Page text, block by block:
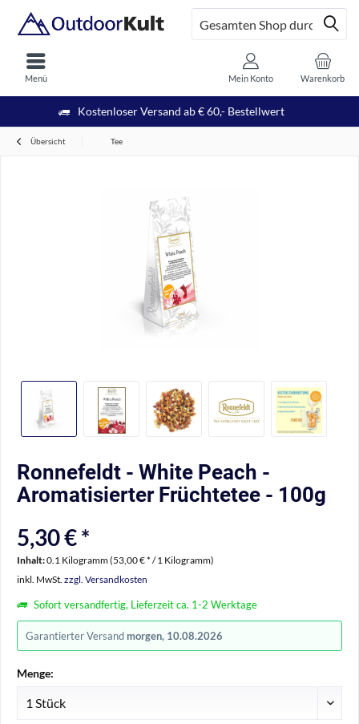
Kostenloser Versand ab € 60,- Bestellwert
Menü Warenkorb
Mein Konto
Übersicht Tee
Ronnefeldt - White Peach -
Aromatisierter Früchtetee - 100g
5,30 € *
Inhalt:0.1 Kilogramm (53,00 € * / 1 Kilogramm)
inkl. MwSt. zzgl. Versandkosten
Sofort versandfertig, Lieferzeit ca. 1-2 Werktage
Garantierter Versand morgen, 10.08.2026
Menge: